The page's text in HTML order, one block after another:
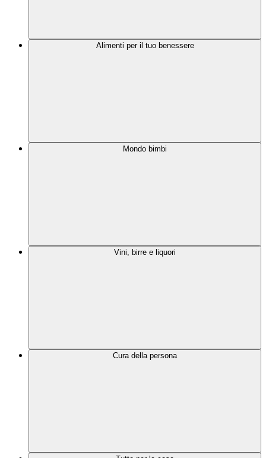
Alimenti per il tuo benessere
Mondo bimbi
Vini, birre e liquori
Cura della persona